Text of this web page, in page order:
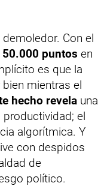
Con el
puntos en
es que la
mientras el
hecho revela una
el
algorítmica. Y
con despidos
de
político.